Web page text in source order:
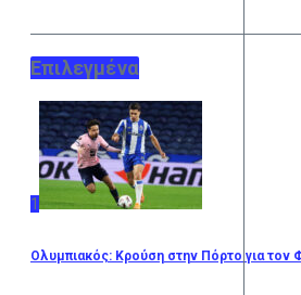
Επιλεγμένα
1
Ολυμπιακός: Κρούση στην Πόρτο για